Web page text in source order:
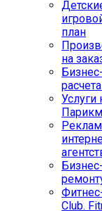
план
на
Услуги
Club.